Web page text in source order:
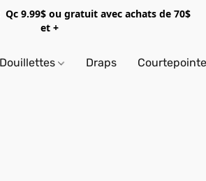
9.99$ ou gratuit avec achats de 70$
et +
Douillettes Draps